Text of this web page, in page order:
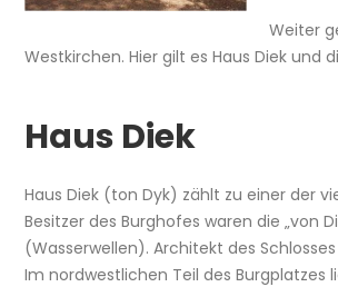
Weiter
Westkirchen. Hier gilt es Haus Diek und
Haus Diek
Haus Diek (ton Dyk) zählt zu einer der
Besitzer des Burghofes waren die „von
(Wasserwellen). Architekt des
Im nordwestlichen Teil des Burgplatzes